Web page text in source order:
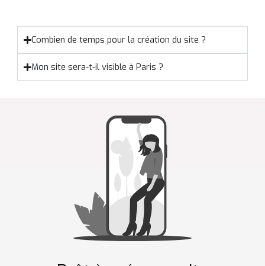
Combien de temps pour la création du site ?
Mon site sera-t-il visible à Paris ?